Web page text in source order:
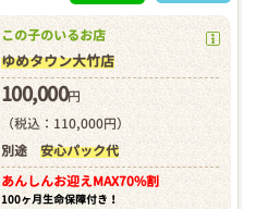
この子のいるお店
ゆめタウン大竹店
100,000円
（税込：110,000円）
別途 安心パック代
あんしんお迎えMAX70%割
100ヶ月生命保障付き！